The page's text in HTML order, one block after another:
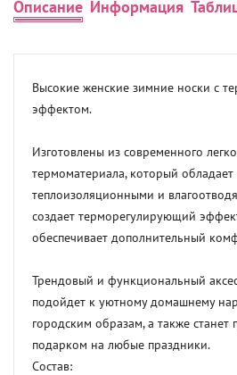
Описание Информация
Высокие женские зимние носки с
эффектом.
Изготовлены из современного
термоматериала, который
теплоизоляционными и
создает терморегулирующий
обеспечивает дополнительный
Трендовый и функциональный
подойдет к уютному домашнему
городским образам, а также
подарком на любые праздники.
Состав: